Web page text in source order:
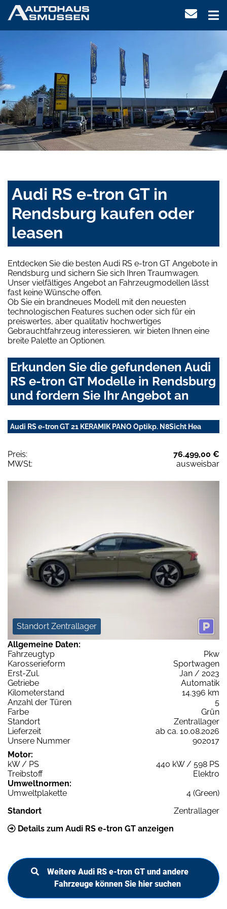
Audi RS e-tron GT in
Rendsburg kaufen oder
leasen
Entdecken Sie die besten Audi RS e-tron GT Angebote in
Rendsburg und sichern Sie sich Ihren Traumwagen.
Unser vielfältiges Angebot an Fahrzeugmodellen lässt
fast keine Wünsche offen.
Ob Sie ein brandneues Modell mit den neuesten
technologischen Features suchen oder sich für ein
preiswertes, aber qualitativ hochwertiges
Gebrauchtfahrzeug interessieren, wir bieten Ihnen eine
breite Palette an Optionen.
Erkunden Sie die gefundenen Audi
RS e-tron GT Modelle in Rendsburg
und fordern Sie Ihr Angebot an
Audi RS e-tron GT 21 KERAMIK PANO Optikp. N8Sicht Hea
Preis:
76.499,00 €
MWSt:
ausweisbar
Standort Zentrallager
Allgemeine Daten:
Fahrzeugtyp
Pkw
Karosserieform
Sportwagen
Erst-Zul.
Jan / 2023
Getriebe
Automatik
Kilometerstand
14.396 km
Anzahl der Türen
5
Farbe
Grün
Standort
Zentrallager
Lieferzeit
ab ca. 10.08.2026
Unsere Nummer
902017
Motor:
kW / PS
440 kW / 598 PS
Treibstoff
Elektro
Umweltnormen:
Umweltplakette
4 (Green)
Standort
Zentrallager
Details zum Audi RS e-tron GT anzeigen
Weitere Audi RS e-tron GT und andere
Fahrzeuge können Sie hier suchen